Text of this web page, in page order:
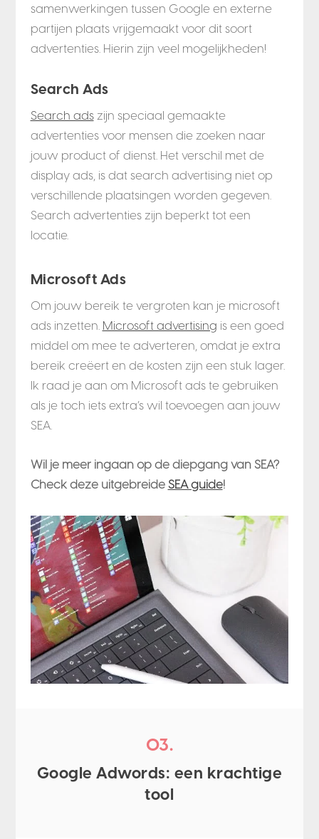
samenwerkingen tussen Google en externe
partijen plaats vrijgemaakt voor dit soort
advertenties. Hierin zijn veel mogelijkheden!
Search Ads
Search adszijn speciaal gemaakte
advertenties voor mensen die zoeken naar
jouw product of dienst. Het verschil met de
display ads, is dat search advertising niet op
verschillende plaatsingen worden gegeven.
Search advertenties zijn beperkt tot een
locatie.
Microsoft Ads
Om jouw bereik te vergroten kan je microsoft
ads inzetten. Microsoft advertising is een goed
middel om mee te adverteren, omdat je extra
bereik creëert en de kosten zijn een stuk lager.
Ik raad je aan om Microsoft ads te gebruiken
als je toch iets extra’s wil toevoegen aan jouw
SEA.
Wil je meer ingaan op de diepgang van SEA?
Check deze uitgebreide SEA guide!
03.
Google Adwords: een krachtige
tool